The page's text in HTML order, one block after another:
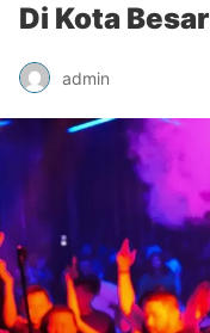
Di Kota Besar
admin